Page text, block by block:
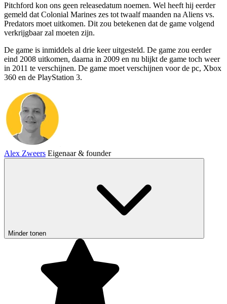
Pitchford kon ons geen releasedatum noemen. Wel heeft hij eerder
gemeld dat Colonial Marines zes tot twaalf maanden na Aliens vs.
Predators moet uitkomen. Dit zou betekenen dat de game volgend
verkrijgbaar zal moeten zijn.
De game is inmiddels al drie keer uitgesteld. De game zou eerder
eind 2008 uitkomen, daarna in 2009 en nu blijkt de game toch weer
in 2011 te verschijnen. De game moet verschijnen voor de pc, Xbox
360 en de PlayStation 3.
Alex Zweers Eigenaar & founder
Minder tonen